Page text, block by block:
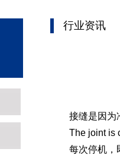
行业资讯
接缝是因为冷
The joint is
每次停机，即